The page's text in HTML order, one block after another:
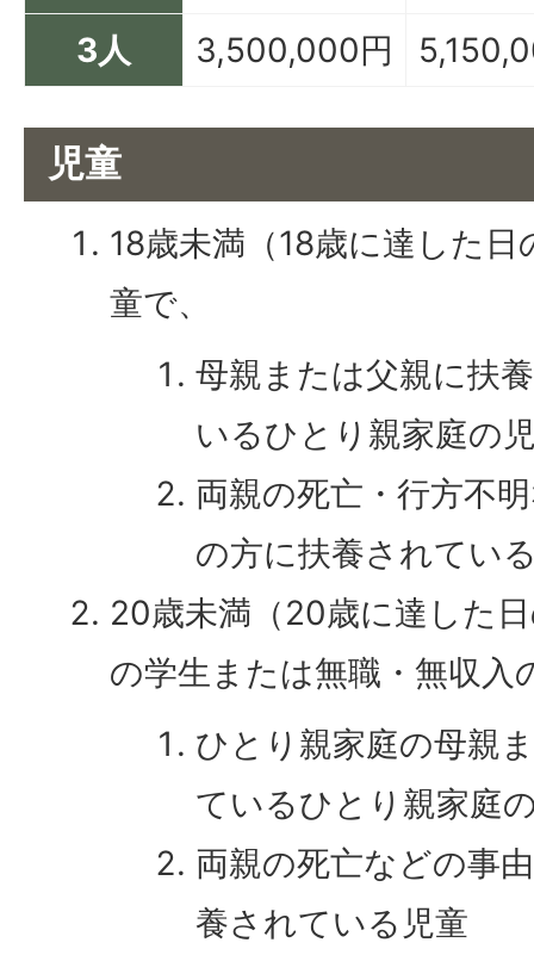
3人
3,500,000円
児童
18歳未満（18歳に達した
童で、
母親または父親に扶
いるひとり親家庭の
両親の死亡・行方不
の方に扶養されてい
20歳未満（20歳に達した
の学生または無職・無収入
ひとり親家庭の母親
ているひとり親家庭
両親の死亡などの事
養されている児童